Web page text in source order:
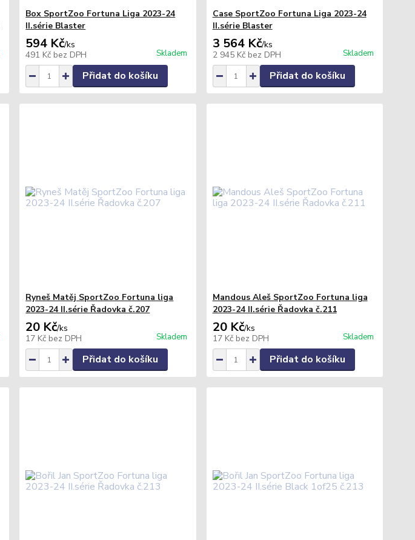
Box SportZoo Fortuna Liga 2023-24
II.série Blaster
594 Kč/ks
491 Kč bez DPH Skladem
Přidat do košíku
Case SportZoo Fortuna Liga 2023-24
II.série Blaster
3 564 Kč/ks
2 945 Kč bez DPH Skladem
Přidat do košíku
Ryneš Matěj SportZoo Fortuna liga
2023-24 II.série Řadovka č.207
20 Kč/ks
17 Kč bez DPH Skladem
Přidat do košíku
Mandous Aleš SportZoo Fortuna liga
2023-24 II.série Řadovka č.211
20 Kč/ks
17 Kč bez DPH Skladem
Přidat do košíku